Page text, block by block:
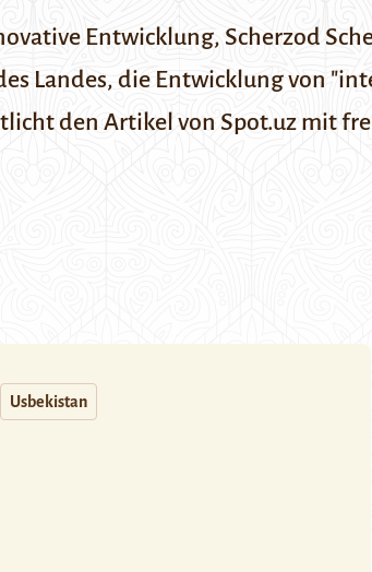
Entwicklung, Scherzod
Landes, die Entwicklung von
den Artikel von Spot.uz mit
Usbekistan